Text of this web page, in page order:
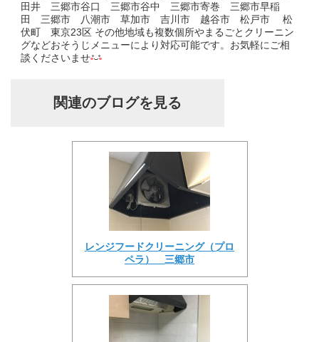
田井 三郷市谷口 三郷市谷中 三郷市寄巻 三郷市早稲
田 三郷市 八潮市 草加市 吉川市 越谷市 松戸市 松
伏町 東京23区 その他地域も複数個所やまるごとクリーニン
グなどおそうじメニューにより対応可能です。お気軽にご相
談くださいませ
関連のブログを見る
レンジフードクリーニング（プロ
ペラ） 三郷市